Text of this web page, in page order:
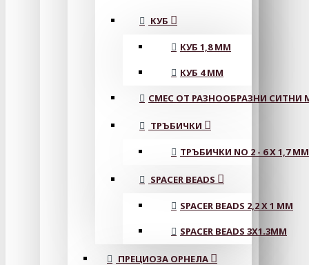
КУБ
КУБ 1,8 ММ
КУБ 4 ММ
СМЕС ОТ РАЗНООБРАЗНИ СИТНИ
ТРЪБИЧКИ
ТРЪБИЧКИ NO 2 - 6 X 1,7 MM
SPACER BEADS
SPACER BEADS 2,2 X 1 MM
SPACER BEADS 3X1.3MM
ПРЕЦИОЗА ОРНЕЛА